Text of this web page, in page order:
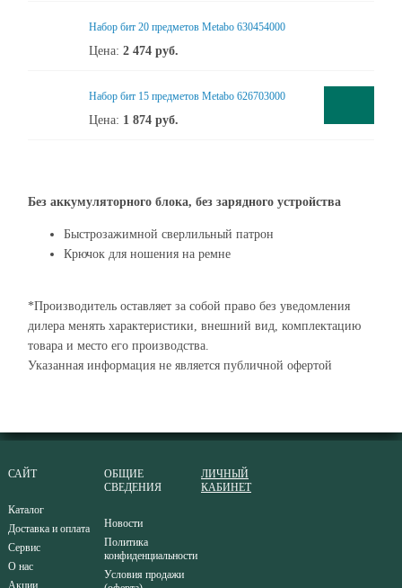
Набор бит 20 предметов Metabo 630454000
Цена: 2 474 руб.
Набор бит 15 предметов Metabo 626703000
Цена: 1 874 руб.
Без аккумуляторного блока, без зарядного устройства
Быстрозажимной сверлильный патрон
Крючок для ношения на ремне
*Производитель оставляет за собой право без уведомления
дилера менять характеристики, внешний вид, комплектацию
товара и место его производства.
Указанная информация не является публичной офертой
САЙТ
Каталог
Доставка и оплата
Сервис
О нас
Акции
ОБЩИЕ
СВЕДЕНИЯ
Новости
Политика
конфиденциальности
Условия продажи
ЛИЧНЫЙ
КАБИНЕТ